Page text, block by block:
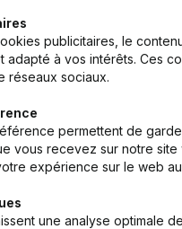
publicitaires, le
adapté à vos intérêts. Ces
réseaux sociaux.
permettent de
vous recevez sur notre
expérience sur le web
une analyse optimale